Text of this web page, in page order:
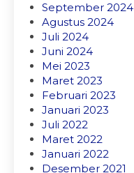
September 2024
Agustus 2024
Juli 2024
Juni 2024
Mei 2023
Maret 2023
Februari 2023
Januari 2023
Juli 2022
Maret 2022
Januari 2022
Desember 2021